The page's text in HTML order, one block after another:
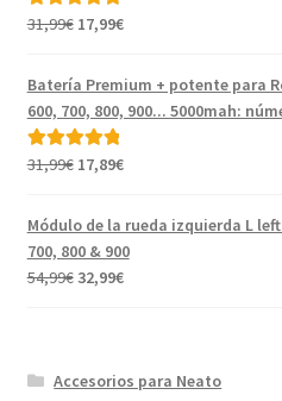
Valorado con
31,99€ El
original
era:
31,99€.
17,99€El
actual
es:
Batería Premium + potente para
600, 700, 800, 900... 5000mah:
Valorado con
31,99€ El
original
era:
31,99€.
17,89€El
actual
es:
17,89€.
Módulo de la rueda izquierda L
700, 800 & 900
54,99€ El
54,99€.
32,99€El
32,99€.
Accesorios para Neato